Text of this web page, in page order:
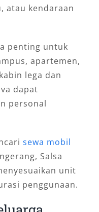
atau kendaraan
penting untuk
apartemen,
lega dan
dapat
personal
sewa mobil
Salsa
unit
penggunaan.